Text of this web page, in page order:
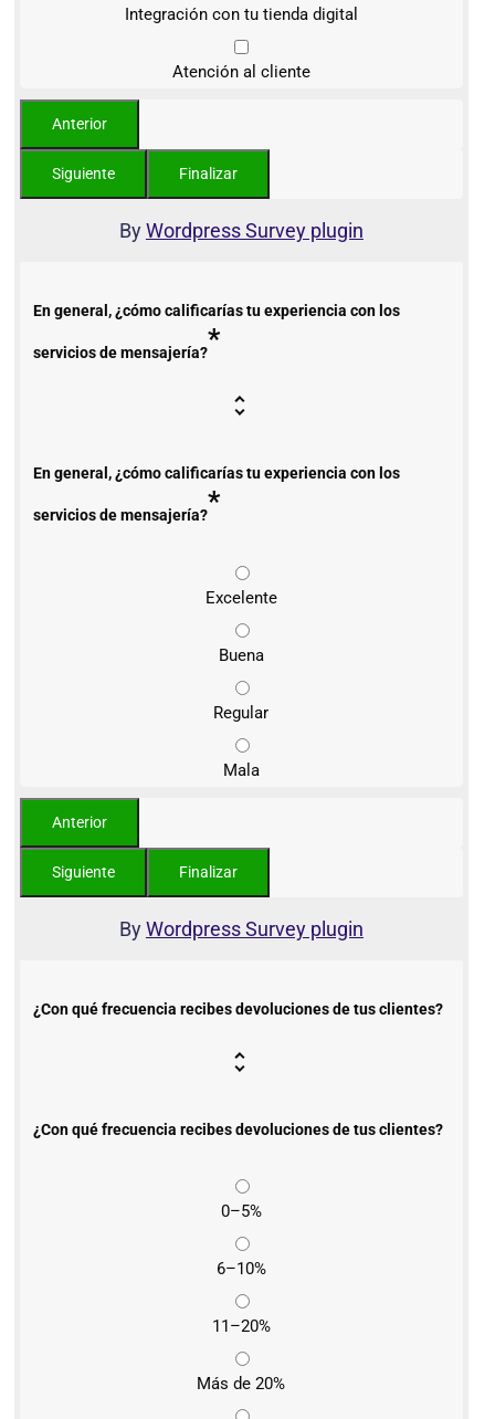
Integración con tu tienda digital
Atención al cliente
ByWordpress Survey plugin
En general, ¿cómo calificarías tu experiencia con los
servicios de mensajería?*
En general, ¿cómo calificarías tu experiencia con los
servicios de mensajería?*
Excelente
Buena
Regular
Mala
ByWordpress Survey plugin
¿Con qué frecuencia recibes devoluciones de tus clientes?
¿Con qué frecuencia recibes devoluciones de tus clientes?
0–5%
6–10%
11–20%
Más de 20%